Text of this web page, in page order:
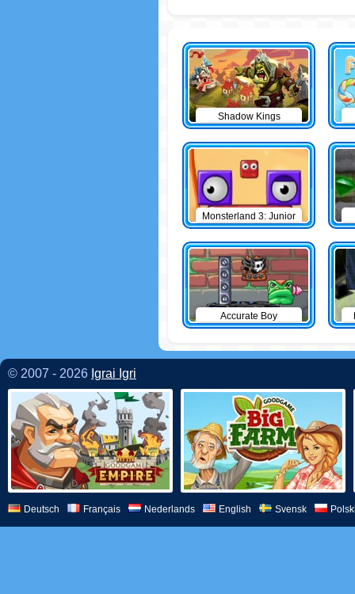
Shadow Kings
Monsterland 3: Junior
Returns
Accurate Boy
© 2007 - 2026 Igrai Igri
Deutsch Français Nederlands English Svensk